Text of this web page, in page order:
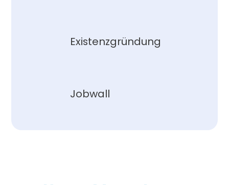
Existenzgründung
Jobwall